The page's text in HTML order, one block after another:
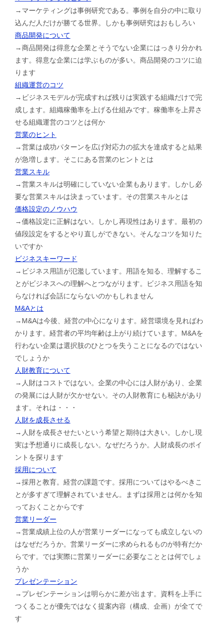
→マーケティングは事例研究である。事例を自分の中に取り
込んだ人だけが勝てる世界。しかも事例研究はおもしろい
商品開発について
→商品開発は得意な企業とそうでない企業にはっきり分かれ
ます。得意な企業には学ぶものが多い。商品開発のコツに迫
ります
組織運営のコツ
→ビジネスモデルが完成すれば残りは実践する組織だけで完
成します。組織稼働率を上げる仕組みです。稼働率を上昇さ
せる組織運営のコツとは何か
営業のヒント
→営業は成功パターンを広げ対応力の拡大を達成すると結果
が急増します。そこにある営業のヒントとは
営業スキル
→営業スキルは明確にしていない企業もあります。しかし必
要な営業スキルは決まっています。その営業スキルとは
価格設定のノウハウ
→価格設定に正解はない。しかし再現性はあります。最初の
値段設定をするとやり直しができない。そんなコツを知りた
いですか
ビジネスキーワード
→ビジネス用語が氾濫しています。用語を知る、理解するこ
とがビジネスへの理解へとつながります。ビジネス用語を知
らなければ会話にならないのかもしれません
M&Aとは
→M&Aは今後、経営の中心になります。経営環境を見ればわ
かります。経営者の平均年齢は上がり続けています。M&Aを
行わない企業は選択肢のひとつを失うことになるのではない
でしょうか
人財教育について
→人財はコストではない。企業の中心には人財があり、企業
の発展には人財が欠かせない。その人財教育にも秘訣があり
ます。それは・・・
人財を成長させる
→人財を成長させたいという希望と期待は大きい。しかし現
実は予想通りに成長しない。なぜだろうか。人財成長のポイ
ントを探ります
採用について
→採用と教育。経営の課題です。採用についてはやるべきこ
とが多すぎて理解されていません。まずは採用とは何かを知
っておくことからです
営業リーダー
→営業成績上位の人が営業リーダーになっても成立しないの
はなぜだろうか。営業リーダーに求められるものが特有だか
らです。では実際に営業リーダーに必要なこととは何でしょ
うか
プレゼンテーション
→プレゼンテーションは明らかに差が出ます。資料を上手に
つくることが優先ではなく提案内容（構成、企画）が全てで
す